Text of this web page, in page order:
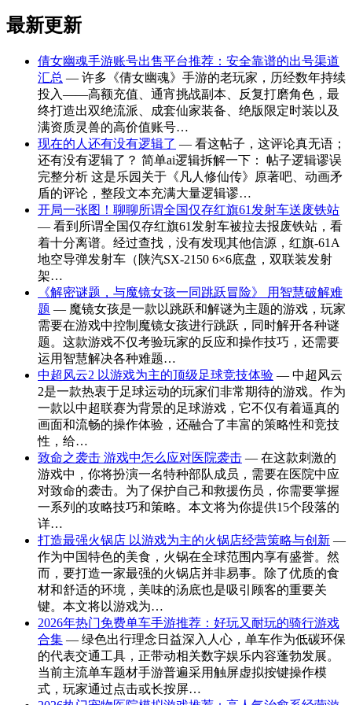
最新更新
倩女幽魂手游账号出售平台推荐：安全靠谱的出号渠道
汇总 — 许多《倩女幽魂》手游的老玩家，历经数年持续
投入——高额充值、通宵挑战副本、反复打磨角色，最
终打造出双绝流派、成套仙家装备、绝版限定时装以及
满资质灵兽的高价值账号…
现在的人还有没有逻辑了 — 看这帖子，这评论真无语；
还有没有逻辑了？ 简单ai逻辑拆解一下： 帖子逻辑谬误
完整分析 这是乐园关于《凡人修仙传》原著吧、动画矛
盾的评论，整段文本充满大量逻辑谬…
开局一张图！聊聊所谓全国仅存红旗61发射车送废铁站
— 看到所谓全国仅存红旗61发射车被拉去报废铁站，看
着十分离谱。经过查找，没有发现其他信源，红旗‑61A
地空导弹发射车（陕汽SX‑2150 6×6底盘，双联装发射
架…
《解密谜题，与魔镜女孩一同跳跃冒险》 用智慧破解难
题 — 魔镜女孩是一款以跳跃和解谜为主题的游戏，玩家
需要在游戏中控制魔镜女孩进行跳跃，同时解开各种谜
题。这款游戏不仅考验玩家的反应和操作技巧，还需要
运用智慧解决各种难题…
中超风云2 以游戏为主的顶级足球竞技体验 — 中超风云
2是一款热衷于足球运动的玩家们非常期待的游戏。作为
一款以中超联赛为背景的足球游戏，它不仅有着逼真的
画面和流畅的操作体验，还融合了丰富的策略性和竞技
性，给…
致命之袭击 游戏中怎么应对医院袭击 — 在这款刺激的
游戏中，你将扮演一名特种部队成员，需要在医院中应
对致命的袭击。为了保护自己和救援伤员，你需要掌握
一系列的攻略技巧和策略。本文将为你提供15个段落的
详…
打造最强火锅店 以游戏为主的火锅店经营策略与创新 —
作为中国特色的美食，火锅在全球范围内享有盛誉。然
而，要打造一家最强的火锅店并非易事。除了优质的食
材和舒适的环境，美味的汤底也是吸引顾客的重要关
键。本文将以游戏为…
2026年热门免费单车手游推荐：好玩又耐玩的骑行游戏
合集 — 绿色出行理念日益深入人心，单车作为低碳环保
的代表交通工具，正带动相关数字娱乐内容蓬勃发展。
当前主流单车题材手游普遍采用触屏虚拟按键操作模
式，玩家通过点击或长按屏…